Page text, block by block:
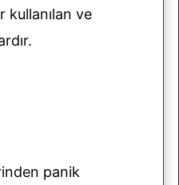
kullanılan ve
panik